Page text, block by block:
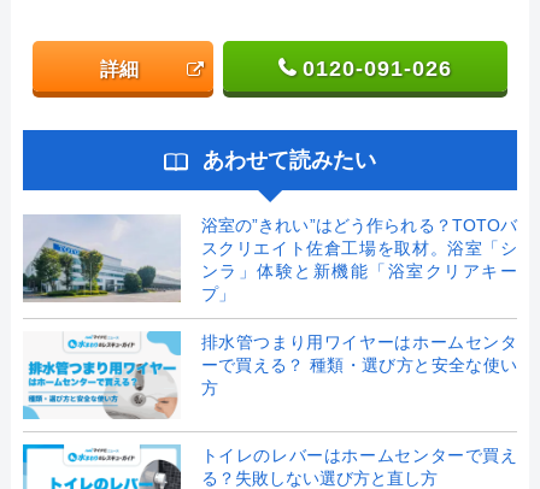
詳細 0120-091-026
あわせて読みたい
浴室の”きれい”はどう作られる？TOTOバ
スクリエイト佐倉工場を取材。浴室「シ
ンラ」体験と新機能「浴室クリアキー
プ」
排水管つまり用ワイヤーはホームセンタ
ーで買える？ 種類・選び方と安全な使い
方
トイレのレバーはホームセンターで買え
る？失敗しない選び方と直し方